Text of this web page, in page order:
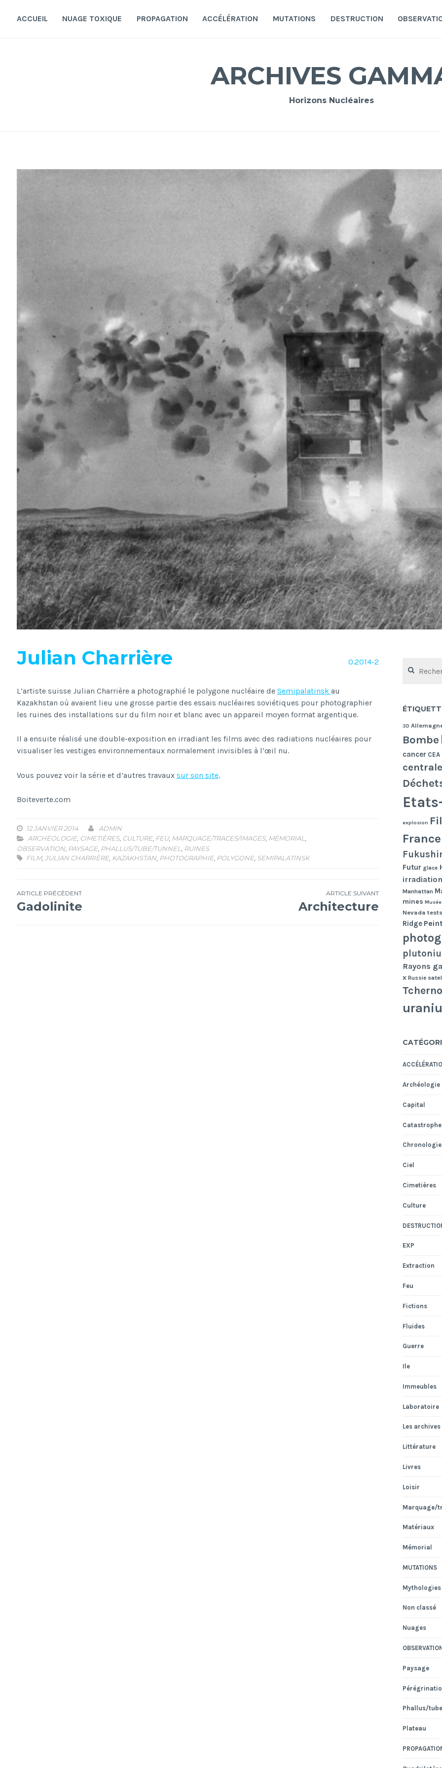
ACCUEIL NUAGE TOXIQUE PROPAGATION ACCÉLÉRATION MUTATIONS DESTRUCTION
ARCHIVES
Horizons Nucléaires
Julian Charrière O.2014-2
L’artiste suisse Julian Charrière a photographié le polygone nucléaire de Semipalatinsk au
Kazakhstan où avaient lieu une grosse partie des essais nucléaires soviétiques pour photographier
les ruines des installations sur du film noir et blanc avec un appareil moyen format argentique.
Il a ensuite réalisé une double-exposition en irradiant les films avec des radiations nucléaires pour
visualiser les vestiges environnementaux normalement invisibles à l’œil nu.
Vous pouvez voir la série et d’autres travaux sur son site.
Boiteverte.com
12 JANVIER 2014
ADMIN
ARCHÉOLOGIE, CIMETIÈRES, CULTURE, FEU, MARQUAGE/TRACES/IMAGES, MÉMORIAL,
OBSERVATION, PAYSAGE, PHALLUS/TUBE/TUNNEL
RUINES
FILM, JULIAN CHARRIÈRE, KAZAKHSTAN, PHOTOGRAPHIE, POLYGONE, SEMIPALATINSK
Navigation
ARTICLE PRÉCÉDENT
Gadolinite
ARTICLE SUIVANT
Architecture
3D
Bombe
cancer CEA
explosion
France
Futur glace
irradiation
Manhattan
mines Musée
Nevada
Ridge
Rayons
x Russie
Archéologie
Capital
Catastrophe
Ciel
Cimetières
Culture
EXP
Extraction
Feu
Fictions
Fluides
Guerre
Ile
Immeubles
Laboratoire
Les archives
Littérature
Livres
Loisir
Marquage/
Matériaux
Mémorial
MUTATIONS
Mythologies
Non classé
Nuages
Paysage
Phallus/
Plateau